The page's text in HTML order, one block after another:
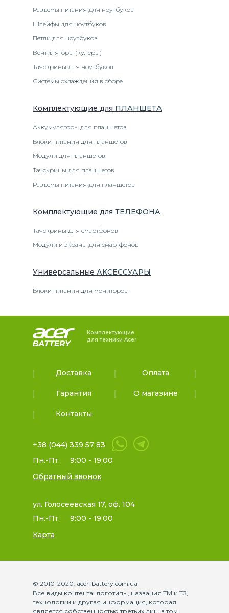
Разъемы питания для ноутбуков
Шлейфы для ноутбуков
Петли для ноутбуков
Вентиляторы (кулеры)
Тачскрины для ноутбуков
Системы охлаждения в сборе
Комплектующие для ПЛАНШЕТА
Аккумуляторы для планшетов
Блоки питания для планшетов
Модули для планшетов
Тачскрины для планшетов
Разъемы питания для планшетов
Комплектующие для ТЕЛЕФОНА
Тачскрины для смартфонов
Модули и экраны для смартфонов
Универсальные АКСЕССУАРЫ
Блоки питания для мониторов
Комплектующие
для техники Acer
Доставка Оплата
Гарантия О магазине
Контакты
+38 (044) 339 57 83
Пн.-Пт.
9:00 - 19:00
Обратный звонок
ул. Голосеевская 17, оф. 104
Пн.-Пт.
9:00 - 19:00
Карта
© 2010-2020. acer-battery.com.ua
Все виды контента: логотипы, названия ТМ и ТЗ,
технологии и другая информация, которая
является собственностью третьих лиц, в том